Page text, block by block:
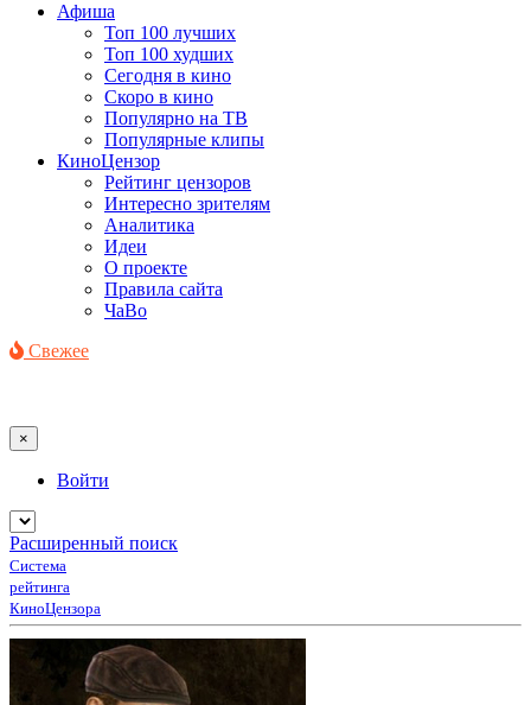
Афиша
Топ 100 лучших
Топ 100 худших
Сегодня в кино
Скоро в кино
Популярно на ТВ
Популярные клипы
КиноЦензор
Рейтинг цензоров
Интересно зрителям
Аналитика
Идеи
О проекте
Правила сайта
ЧаВо
Свежее
×
Войти
Расширенный поиск
Система
рейтинга
КиноЦензора